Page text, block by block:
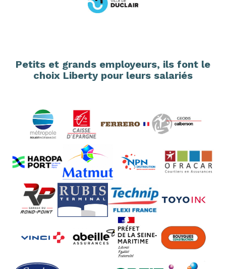
Petits et grands employeurs, ils font le
choix Liberty pour leurs salariés